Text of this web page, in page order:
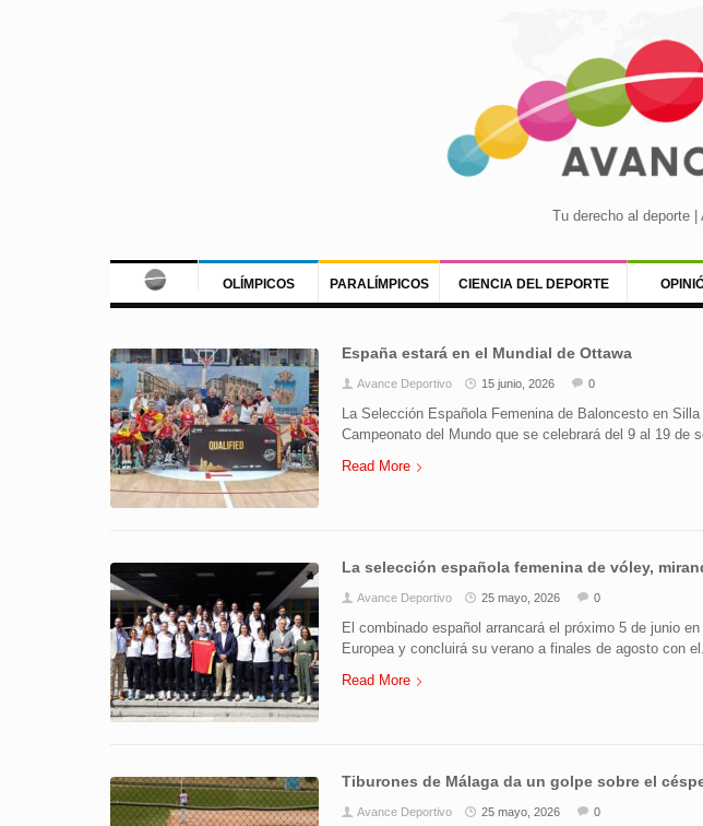
Tu derecho al deporte
OLÍMPICOS PARALÍMPICOS CIENCIA DEL DEPORTE
España estará en el Mundial de Ottawa
Avance Deportivo 15 junio, 2026 0
La Selección Española Femenina de Baloncesto en
Campeonato del Mundo que se celebrará del 9 al 19 de
Read More
La selección española femenina de vóley,
Avance Deportivo 25 mayo, 2026 0
El combinado español arrancará el próximo 5 de junio
Europea y concluirá su verano a finales de agosto con
Read More
Tiburones de Málaga da un golpe sobre el
Avance Deportivo 25 mayo, 2026 0